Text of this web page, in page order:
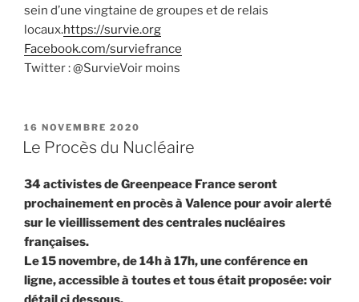
sein d’une vingtaine de groupes et de relais
locaux.https://survie.org
Facebook.com/surviefrance
Twitter : @SurvieVoir moins
PUBLIÉ
LE
16 NOVEMBRE 2020
Le Procès du Nucléaire
34 activistes de Greenpeace France seront
prochainement en procès à Valence pour avoir alerté
sur le vieillissement des centrales nucléaires
françaises.
Le 15 novembre, de 14h à 17h, une conférence en
ligne, accessible à toutes et tous était proposée: voir